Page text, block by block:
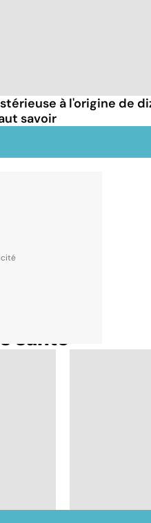
à l'origine de
savoir
santé